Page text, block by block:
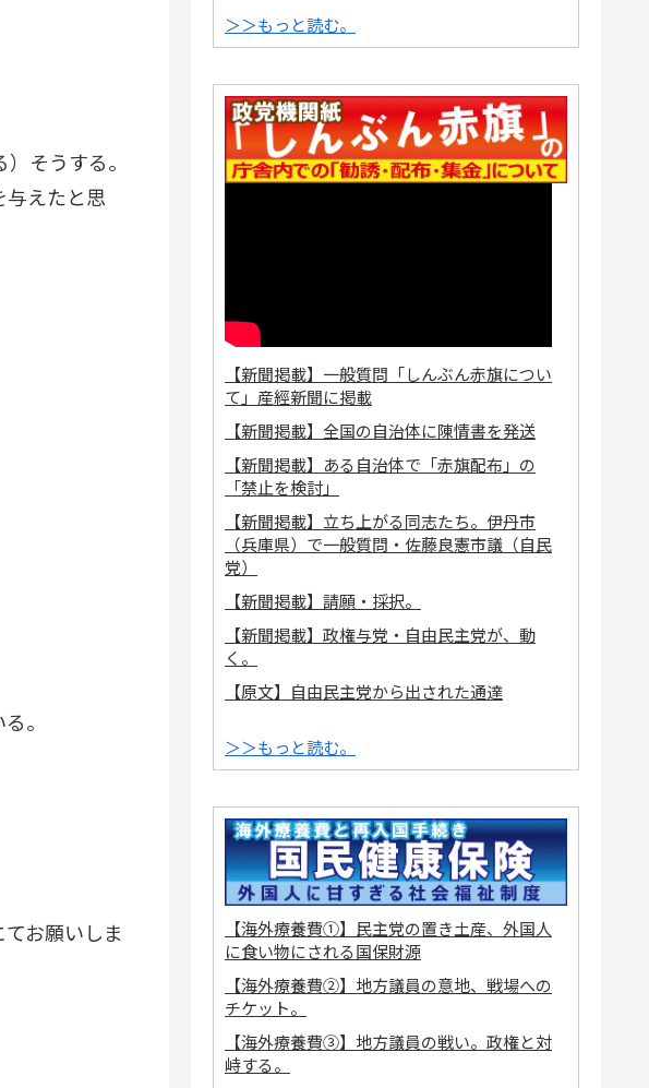
そうする。
与えたと思
。
お願いしま
＞＞もっと読む。
【新聞掲載】一般質問「しんぶん赤旗につい
て」産經新聞に掲載
【新聞掲載】全国の自治体に陳情書を発送
【新聞掲載】ある自治体で「赤旗配布」の
「禁止を検討」
【新聞掲載】立ち上がる同志たち。伊丹市
（兵庫県）で一般質問・佐藤良憲市議（自民
党）
【新聞掲載】請願・採択。
【新聞掲載】政権与党・自由民主党が、動
く。
【原文】自由民主党から出された通達
＞＞もっと読む。
【海外療養費①】民主党の置き土産、外国人
に食い物にされる国保財源
【海外療養費②】地方議員の意地、戦場への
チケット。
【海外療養費③】地方議員の戦い。政権と対
峙する。